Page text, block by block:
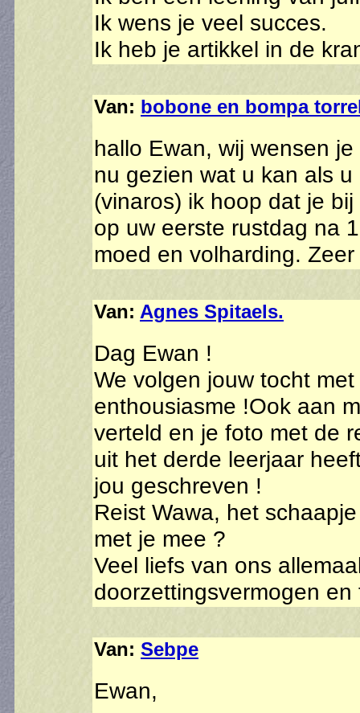
Ik wens je veel succes.
Ik heb je artikkel in de
Van: bobone en bompa
hallo Ewan, wij wensen
nu gezien wat u kan als
(vinaros) ik hoop dat je
op uw eerste rustdag na
moed en volharding.
Van: Agnes Spitaels.
Dag Ewan !
We volgen jouw tocht
enthousiasme !Ook aan
verteld en je foto met de
uit het derde leerjaar
jou geschreven !
Reist Wawa, het
met je mee ?
Veel liefs van ons
doorzettingsvermogen
Van: Sebpe
Ewan,